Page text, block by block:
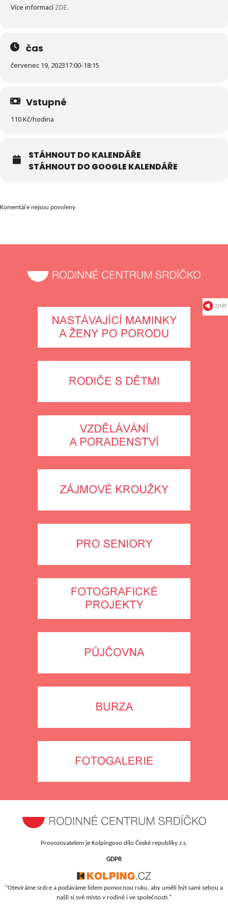
Více informacíZDE.
čas
červenec 19, 202317:00-18:15
Vstupné
110 Kč/hodina
STÁHNOUT DO KALENDÁŘE
STÁHNOUT DO GOOGLE KALENDÁŘE
Komentáře nejsou povoleny.
Provozovatelem je Kolpingovo dílo České republiky z.s.
GDPR
"Otevíráme srdce a podáváme lidem pomocnou ruku, aby uměli být sami sebou a
našli si své místo v rodině i ve společnosti."